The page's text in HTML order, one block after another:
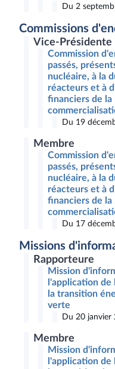
Du 2
Commissions
Vice-Présidente
Commission
passés,
nucléaire, à la
réacteurs et à
financiers de
Du 19
Membre
Commission
passés,
nucléaire, à la
réacteurs et à
financiers de
Du 17
Missions
Rapporteure
Mission
l'application
la transition
verte
Du 20 janvier
Membre
Mission
l'application